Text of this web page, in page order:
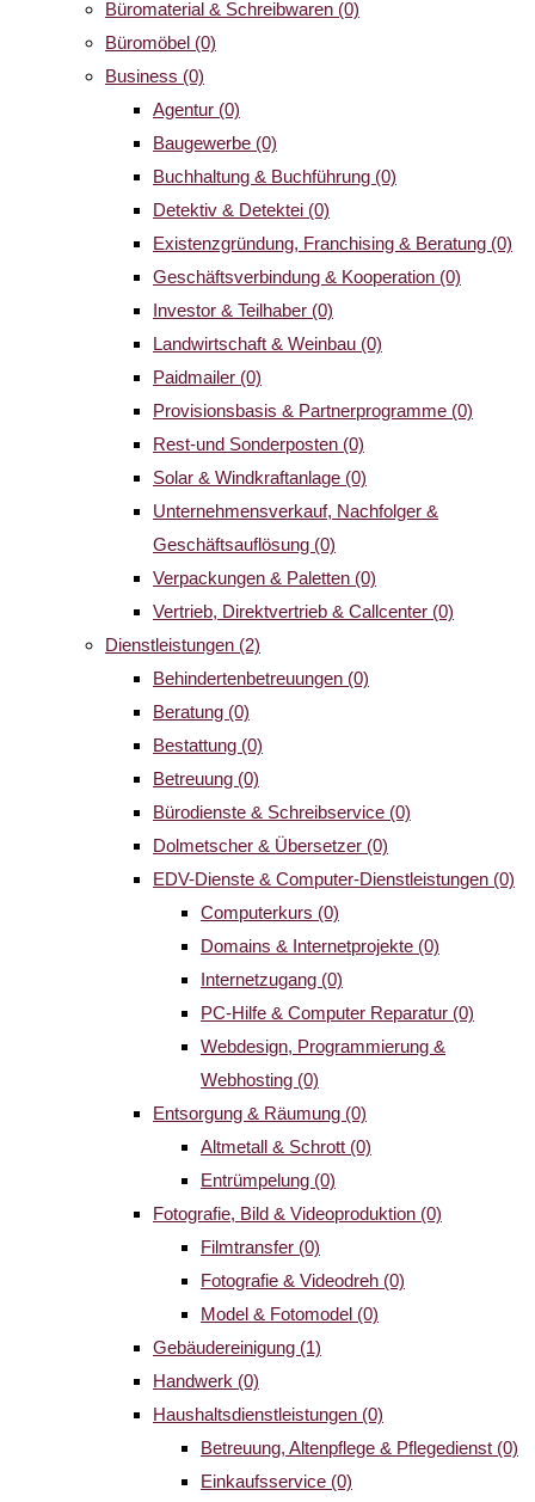
Büromaterial & Schreibwaren (0)
Büromöbel (0)
Business (0)
Agentur (0)
Baugewerbe (0)
Buchhaltung & Buchführung (0)
Detektiv & Detektei (0)
Existenzgründung, Franchising & Beratung (0)
Geschäftsverbindung & Kooperation (0)
Investor & Teilhaber (0)
Landwirtschaft & Weinbau (0)
Paidmailer (0)
Provisionsbasis & Partnerprogramme (0)
Rest-und Sonderposten (0)
Solar & Windkraftanlage (0)
Unternehmensverkauf, Nachfolger &
Geschäftsauflösung (0)
Verpackungen & Paletten (0)
Vertrieb, Direktvertrieb & Callcenter (0)
Dienstleistungen (2)
Behindertenbetreuungen (0)
Beratung (0)
Bestattung (0)
Betreuung (0)
Bürodienste & Schreibservice (0)
Dolmetscher & Übersetzer (0)
EDV-Dienste & Computer-Dienstleistungen (0)
Computerkurs (0)
Domains & Internetprojekte (0)
Internetzugang (0)
PC-Hilfe & Computer Reparatur (0)
Webdesign, Programmierung &
Webhosting (0)
Entsorgung & Räumung (0)
Altmetall & Schrott (0)
Entrümpelung (0)
Fotografie, Bild & Videoproduktion (0)
Filmtransfer (0)
Fotografie & Videodreh (0)
Model & Fotomodel (0)
Gebäudereinigung (1)
Handwerk (0)
Haushaltsdienstleistungen (0)
Betreuung, Altenpflege & Pflegedienst (0)
Einkaufsservice (0)